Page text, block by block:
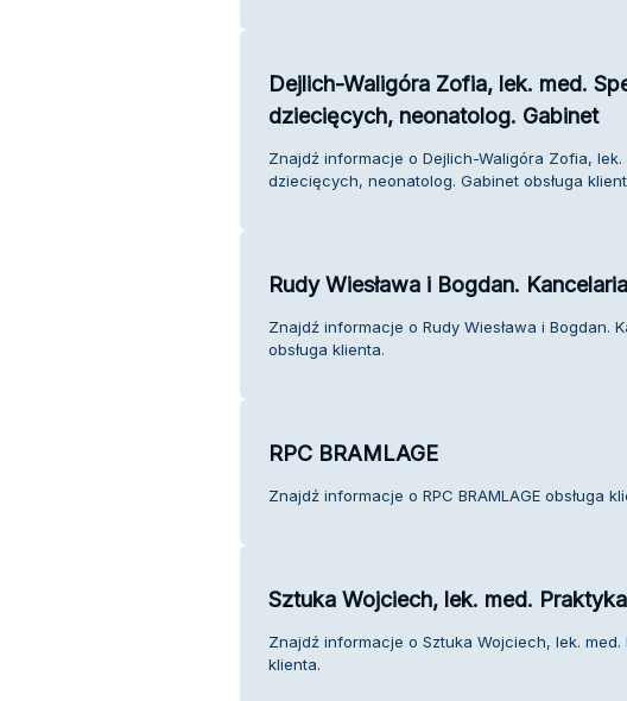
Dejlich-Waligóra Zofia, lek. med.
dziecięcych, neonatolog. Gabinet
Znajdź informacje o Dejlich-Waligóra Zofia, lek.
dziecięcych, neonatolog. Gabinet obsługa
Rudy Wiesława i Bogdan.
Znajdź informacje o Rudy Wiesława i Bogdan.
obsługa klienta.
RPC BRAMLAGE
Znajdź informacje o RPC BRAMLAGE obsługa
Sztuka Wojciech, lek. med.
Znajdź informacje o Sztuka Wojciech, lek. med.
klienta.